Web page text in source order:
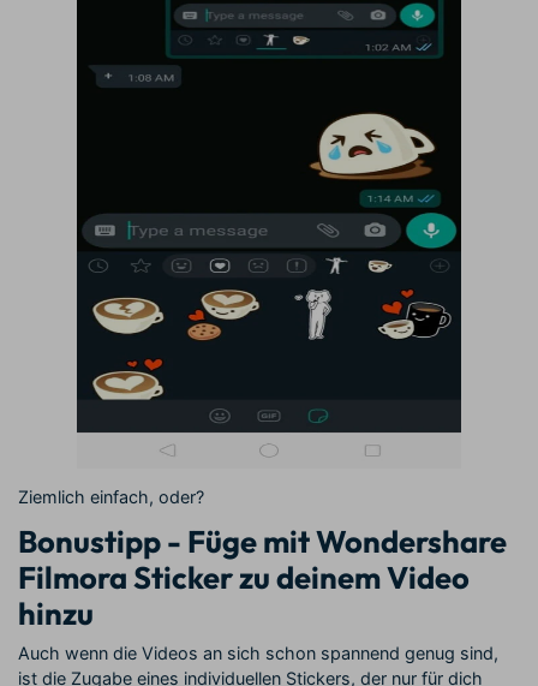
Ziemlich einfach, oder?
Bonustipp - Füge mit Wondershare
Filmora Sticker zu deinem Video
hinzu
Auch wenn die Videos an sich schon spannend genug sind,
ist die Zugabe eines individuellen Stickers, der nur für dich